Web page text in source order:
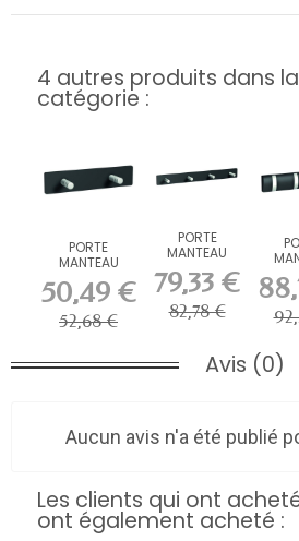
4 autres produits dans
catégorie :
PORTE
MANTEAU
MAGNETIQUE
STANDARD 2
CROCHETS
50,49 €
52,68 €
PORTE
MANTEAU
MAGNETIQUE
4 CROCHETS
STANDARD
79,33 €
82,78 €
DE
Avis (0)
Aucun avis n'a été publié
Les clients qui ont
ont également acheté :